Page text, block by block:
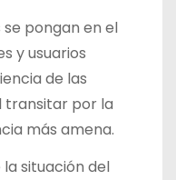
pongan en el
y usuarios
de las
transitar por la
más amena.
la situación del